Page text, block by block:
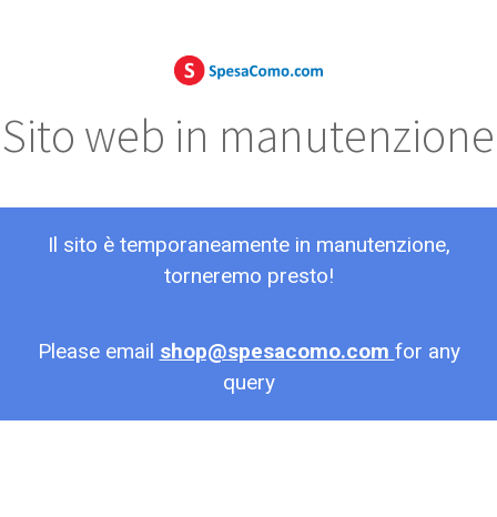
Sito web in manutenzione
Il sito è temporaneamente in manutenzione,
torneremo presto!
Please email shop@spesacomo.com for any
query